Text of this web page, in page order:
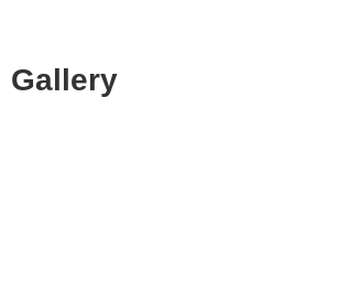
Gallery